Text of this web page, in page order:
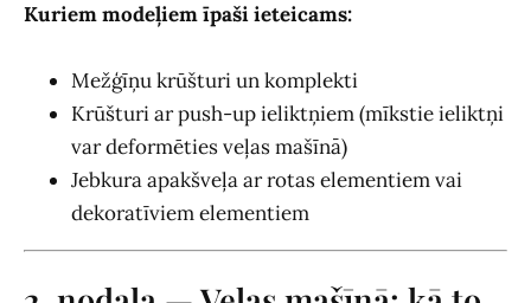
Kuriem modeļiem īpaši ieteicams:
Mežģīņu krūšturi un komplekti
Krūšturi ar push-up ieliktņiem (mīkstie ieliktņi
var deformēties veļas mašīnā)
Jebkura apakšveļa ar rotas elementiem vai
dekoratīviem elementiem